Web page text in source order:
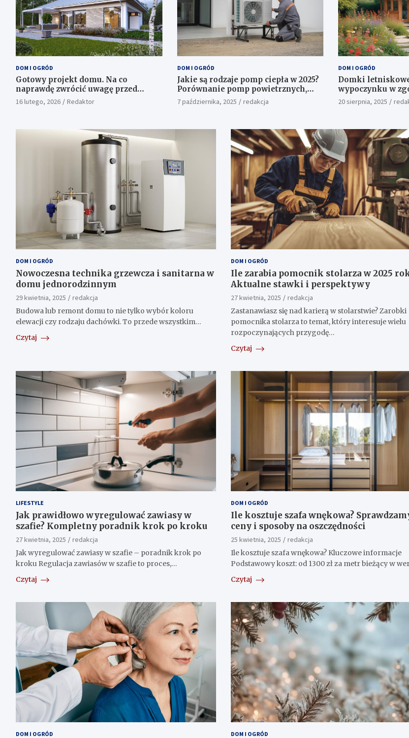
DOM I OGRÓD
Gotowy projekt domu. Na co
naprawdę zwrócić uwagę przed
zakupem?
16 lutego, 2026 Redaktor
DOM I OGRÓD
Jakie są rodzaje pomp ciepła w 2025?
Porównanie pomp powietrznych,
gruntowych i wodnych.
7 października, 2025 redakcja
DOM I OGRÓD
Domki
wypoczynku w
20 sierpnia, 2025
DOM I OGRÓD
Nowoczesna technika grzewcza i sanitarna w
domu jednorodzinnym
29 kwietnia, 2025
redakcja
Budowa lub remont domu to nie tylko wybór koloru
elewacji czy rodzaju dachówki. To przede wszystkim…
Czytaj
DOM I OGRÓD
Ile zarabia pomocnik stolarza w 2025
Aktualne stawki i perspektywy
27 kwietnia, 2025
redakcja
Zastanawiasz się nad karierą w stolarstwie? Zarobki
pomocnika stolarza to temat, który interesuje wielu
rozpoczynających przygodę…
Czytaj
LIFESTYLE
Jak prawidłowo wyregulować zawiasy w
szafie? Kompletny poradnik krok po kroku
27 kwietnia, 2025
redakcja
Jak wyregulować zawiasy w szafie – poradnik krok po
kroku Regulacja zawiasów w szafie to proces,…
Czytaj
DOM I OGRÓD
Ile kosztuje szafa wnękowa?
ceny i sposoby na oszczędności
25 kwietnia, 2025
redakcja
Ile kosztuje szafa wnękowa? Kluczowe informacje
Podstawowy koszt: od 1300 zł za metr bieżący w
Czytaj
DOM I OGRÓD DOM I OGRÓD